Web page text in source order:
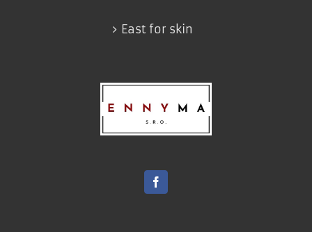
East for skin